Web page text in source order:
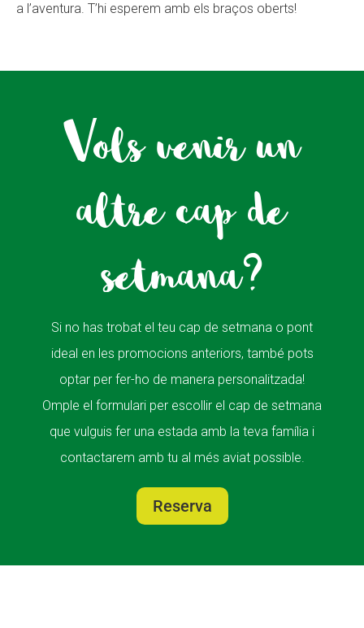
a l’aventura. T’hi esperem amb els braços oberts!
Vols venir un
altre cap de
setmana?
Si no has trobat el teu cap de setmana o pont
ideal en les promocions anteriors, també pots
optar per fer-ho de manera personalitzada!
Omple el formulari per escollir el cap de setmana
que vulguis fer una estada amb la teva família i
contactarem amb tu al més aviat possible.
Reserva